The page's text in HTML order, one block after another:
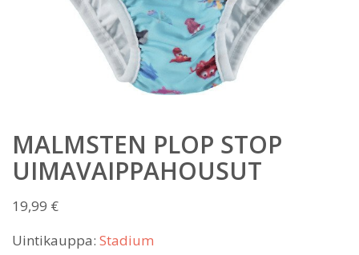
MALMSTEN PLOP STOP
UIMAVAIPPAHOUSUT
19,99 €
Uintikauppa: Stadium